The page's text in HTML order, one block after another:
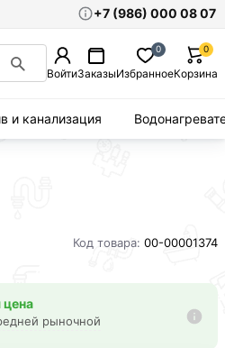
+7 (986) 000 08 07
ВойтиЗаказыИзбранное
0
Корзина
0
и канализация
Код товара: 00-00001374
рыночной